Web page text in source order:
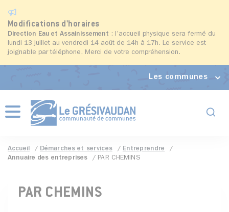
Modifications d'horaires
Direction Eau et Assainissement : l'accueil physique sera fermé du
lundi 13 juillet au vendredi 14 août de 14h à 17h. Le service est
joignable par téléphone. Merci de votre compréhension.
Les communes
Menu
Accueil Démarches et services
Entreprendre
Annuaire des entreprises
PAR CHEMINS
PAR CHEMINS